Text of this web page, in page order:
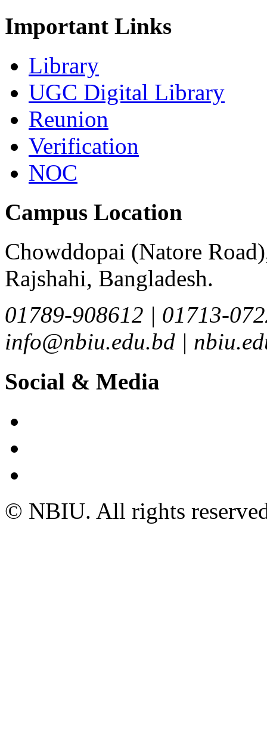
Important Links
Library
UGC Digital Library
Reunion
Verification
NOC
Campus Location
Chowddopai (Natore
Rajshahi, Bangladesh.
01789-908612 | 01713-
info@nbiu.edu.bd |
Social & Media
© NBIU. All rights